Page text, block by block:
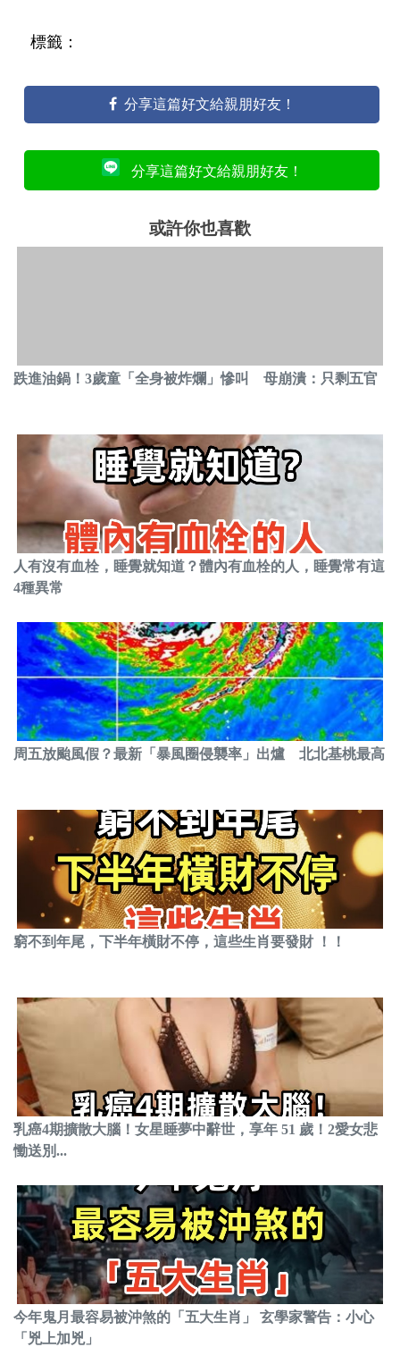
標籤：
分享這篇好文給親朋好友！
分享這篇好文給親朋好友！
或許你也喜歡
跌進油鍋！3歲童「全身被炸爛」慘叫 母崩潰：只剩五官
人有沒有血栓，睡覺就知道？體內有血栓的人，睡覺常有這
4種異常
周五放颱風假？最新「暴風圈侵襲率」出爐 北北基桃最高
窮不到年尾，下半年橫財不停，這些生肖要發財 ！！
乳癌4期擴散大腦！女星睡夢中辭世，享年 51 歲！2愛女悲
慟送別...
今年鬼月最容易被沖煞的「五大生肖」 玄學家警告：小心
「兇上加兇」